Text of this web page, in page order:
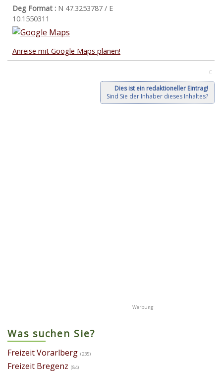
Deg Format : N 47.3253787 / E
10.1550311
Anreise mit Google Maps planen!
C
Dies ist ein redaktioneller Eintrag!
Sind Sie der Inhaber dieses Inhaltes?
Was suchen Sie?
Freizeit Vorarlberg (235)
Freizeit Bregenz (84)